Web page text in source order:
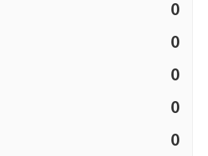
0
0
0
0
0